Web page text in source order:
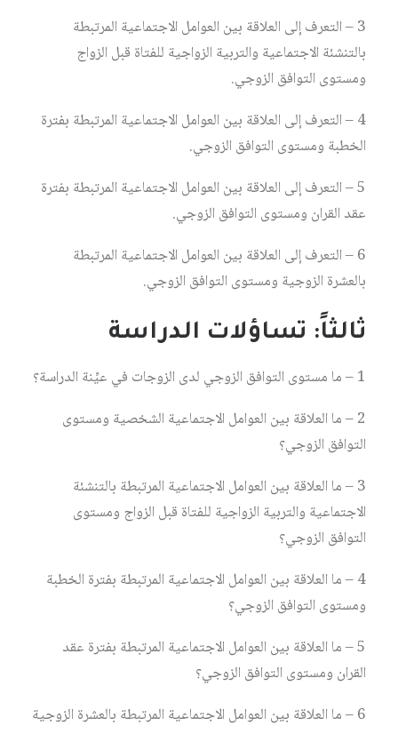
3 – التعرف إلى العلاقة بين العوامل الاجتماعية المرتبطة
بالتنشئة الاجتماعية والتربية الزواجية للفتاة قبل الزواج
ومستوى التوافق الزوجي.
4 – التعرف إلى العلاقة بين العوامل الاجتماعية المرتبطة بفترة
الخطبة ومستوى التوافق الزوجي.
5 – التعرف إلى العلاقة بين العوامل الاجتماعية المرتبطة بفترة
عقد القران ومستوى التوافق الزوجي.
6 – التعرف إلى العلاقة بين العوامل الاجتماعية المرتبطة
بالعشرة الزوجية ومستوى التوافق الزوجي.
ثالثاً: تساؤلات الدراسة
1 – ما مستوى التوافق الزوجي لدى الزوجات في عيِّنة الدراسة؟
2 – ما العلاقة بين العوامل الاجتماعية الشخصية ومستوى
التوافق الزوجي؟
3 – ما العلاقة بين العوامل الاجتماعية المرتبطة بالتنشئة
الاجتماعية والتربية الزواجية للفتاة قبل الزواج ومستوى
التوافق الزوجي؟
4 – ما العلاقة بين العوامل الاجتماعية المرتبطة بفترة الخطبة
ومستوى التوافق الزوجي؟
5 – ما العلاقة بين العوامل الاجتماعية المرتبطة بفترة عقد
القران ومستوى التوافق الزوجي؟
6 – ما العلاقة بين العوامل الاجتماعية المرتبطة بالعشرة الزوجية